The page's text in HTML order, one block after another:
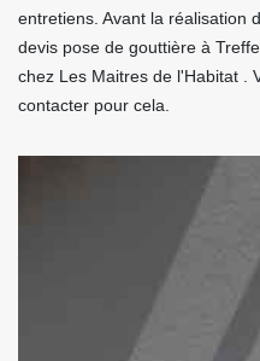
entretiens. Avant la réalisation
devis pose de gouttière à
chez Les Maitres de l'Habitat .
contacter pour cela.